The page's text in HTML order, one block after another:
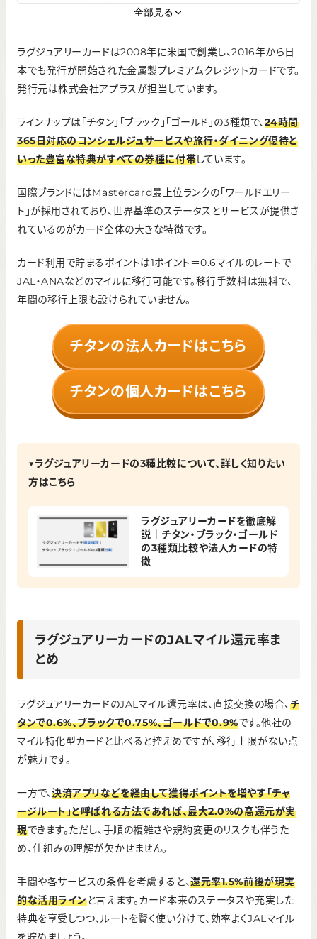
年会費：無料
発行手数料：無料
率
1.0% 1.25% 1.5%
申し込み条
件
※事前入金で9,990万円まで決済可
全部見る
ラグジュアリーカードは2008年に米国で創業し、2016年から日
本でも発行が開始された金属製プレミアムクレジットカードです。
発行元は株式会社アプラスが担当しています。
ラインナップは「チタン」「ブラック」「ゴールド」の3種類で、24時間
365日対応のコンシェルジュサービスや旅行・ダイニング優待と
いった豊富な特典がすべての券種に付帯しています。
国際ブランドにはMastercard最上位ランクの「ワールドエリー
ト」が採用されており、世界基準のステータスとサービスが提供さ
れているのがカード全体の大きな特徴です。
カード利用で貯まるポイントは1ポイント＝0.6マイルのレートで
JAL・ANAなどのマイルに移行可能です。移行手数料は無料で、
年間の移行上限も設けられていません。
チタンの法人カードはこちら
チタンの個人カードはこちら
▼ラグジュアリーカードの3種比較について、詳しく知りたい
方はこちら
ラグジュアリーカードを徹底解
説｜チタン・ブラック・ゴールド
の3種類比較や法人カードの特
徴
ラグジュアリーカードのJALマイル還元率ま
とめ
ラグジュアリーカードのJALマイル還元率は、直接交換の場合、チ
タンで0.6%、ブラックで0.75%、ゴールドで0.9%です。他社の
マイル特化型カードと比べると控えめですが、移行上限がない点
が魅力です。
一方で、決済アプリなどを経由して獲得ポイントを増やす「チャ
ージルート」と呼ばれる方法であれば、最大2.0%の高還元が実
現できます。ただし、手順の複雑さや規約変更のリスクも伴うた
め、仕組みの理解が欠かせません。
手間や各サービスの条件を考慮すると、還元率1.5%前後が現実
的な活用ラインと言えます。カード本来のステータスや充実した
特典を享受しつつ、ルートを賢く使い分けて、効率よくJALマイル